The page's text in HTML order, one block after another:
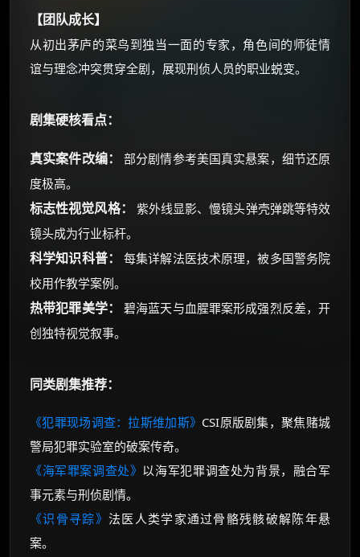
【团队成长】
从初出茅庐的菜鸟到独当一面的专家，角色间的师徒情
谊与理念冲突贯穿全剧，展现刑侦人员的职业蜕变。
剧集硬核看点：
真实案件改编：
部分剧情参考美国真实悬案，细节还原
度极高。
标志性视觉风格：
紫外线显影、慢镜头弹壳弹跳等特效
镜头成为行业标杆。
科学知识科普：
每集详解法医技术原理，被多国警务院
校用作教学案例。
热带犯罪美学：
碧海蓝天与血腥罪案形成强烈反差，开
创独特视觉叙事。
同类剧集推荐：
《犯罪现场调查：拉斯维加斯》 CSI原版剧集，聚焦赌城
警局犯罪实验室的破案传奇。
《海军罪案调查处》 以海军犯罪调查处为背景，融合军
事元素与刑侦剧情。
《识骨寻踪》 法医人类学家通过骨骼残骸破解陈年悬
案。